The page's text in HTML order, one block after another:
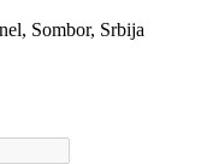
Sombor, Srbija